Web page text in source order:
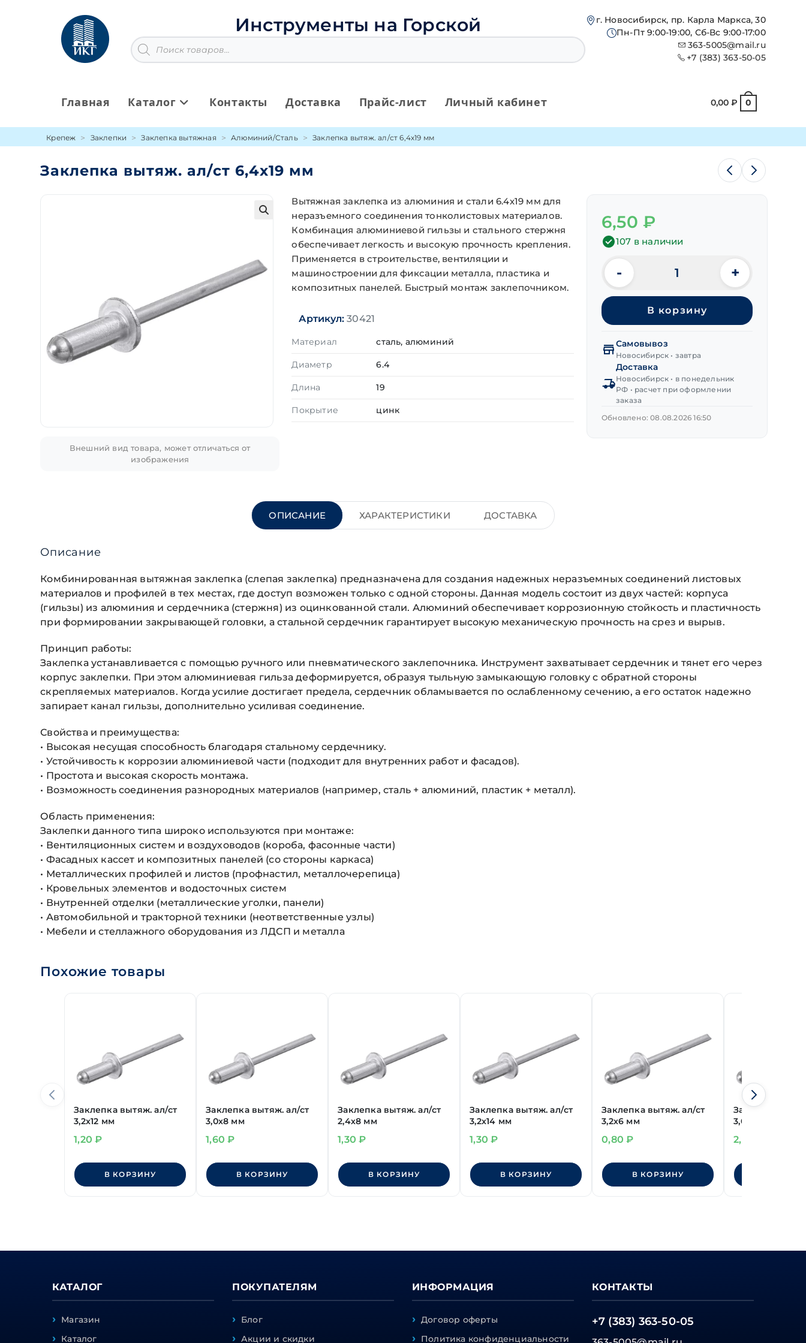
содержимому
Инструменты на Горской
Поиск
товаров
г. Новосибирск, пр. Карла Маркса, 30
Пн-Пт 9:00-19:00, Сб-Вс 9:00-17:00
363-5005@mail.ru
+7 (383) 363-50-05
Главная Каталог Контакты Доставка Прайс-лист Личный кабинет 0,00 ₽ 0
Крепеж Заклепки Заклепка вытяжная Алюминий/Сталь Заклепка вытяж. ал/ст 6,4х19 мм
Заклепка вытяж. ал/ст 6,4х19 мм
Внешний вид товара, может отличаться от
изображения
Вытяжная заклепка из алюминия и стали 6.4х19 мм для
неразъемного соединения тонколистовых материалов.
Комбинация алюминиевой гильзы и стального стержня
обеспечивает легкость и высокую прочность крепления.
Применяется в строительстве, вентиляции и
машиностроении для фиксации металла, пластика и
композитных панелей. Быстрый монтаж заклепочником.
Артикул:30421
Материал сталь, алюминий
Диаметр 6.4
Длина 19
Покрытие цинк
6,50₽
107 в наличии
Количество
товара
Заклепка
ал/
6,4х19 мм
- +
В корзину
Самовывоз
Новосибирск • завтра
Доставка
Новосибирск • в понедельник
РФ • расчет при оформлении
заказа
Обновлено: 08.08.2026 16:50
ОПИСАНИЕ ХАРАКТЕРИСТИКИ ДОСТАВКА
Описание
Комбинированная вытяжная заклепка (слепая заклепка) предназначена для создания надежных неразъемных соединений листовых
материалов и профилей в тех местах, где доступ возможен только с одной стороны. Данная модель состоит из двух частей: корпуса
(гильзы) из алюминия и сердечника (стержня) из оцинкованной стали. Алюминий обеспечивает коррозионную стойкость и пластичность
при формировании закрывающей головки, а стальной сердечник гарантирует высокую механическую прочность на срез и вырыв.
Принцип работы:
Заклепка устанавливается с помощью ручного или пневматического заклепочника. Инструмент захватывает сердечник и тянет его через
корпус заклепки. При этом алюминиевая гильза деформируется, образуя тыльную замыкающую головку с обратной стороны
скрепляемых материалов. Когда усилие достигает предела, сердечник обламывается по ослабленному сечению, а его остаток надежно
запирает канал гильзы, дополнительно усиливая соединение.
Свойства и преимущества:
• Высокая несущая способность благодаря стальному сердечнику.
• Устойчивость к коррозии алюминиевой части (подходит для внутренних работ и фасадов).
• Простота и высокая скорость монтажа.
• Возможность соединения разнородных материалов (например, сталь + алюминий, пластик + металл).
Область применения:
Заклепки данного типа широко используются при монтаже:
• Вентиляционных систем и воздуховодов (короба, фасонные части)
• Фасадных кассет и композитных панелей (со стороны каркаса)
• Металлических профилей и листов (профнастил, металлочерепица)
• Кровельных элементов и водосточных систем
• Внутренней отделки (металлические уголки, панели)
• Автомобильной и тракторной техники (неответственные узлы)
• Мебели и стеллажного оборудования из ЛДСП и металла
Похожие товары
Заклепка вытяж. ал/ст
3,2х12 мм
1,20₽
В КОРЗИНУ
Заклепка вытяж. ал/ст
3,0х8 мм
1,60₽
В КОРЗИНУ
Заклепка вытяж. ал/ст
2,4х8 мм
1,30₽
В КОРЗИНУ
Заклепка вытяж. ал/ст
3,2х14 мм
1,30₽
В КОРЗИНУ
Заклепка вытяж. ал/ст
3,2х6 мм
0,80₽
В КОРЗИНУ
Заклепка
3,0х14 мм
2,00
КАТАЛОГ
Магазин
Каталог
ПОКУПАТЕЛЯМ
Блог
Акции и скидки
ИНФОРМАЦИЯ
Договор оферты
Политика конфиденциальности
КОНТАКТЫ
+7 (383) 363-50-05